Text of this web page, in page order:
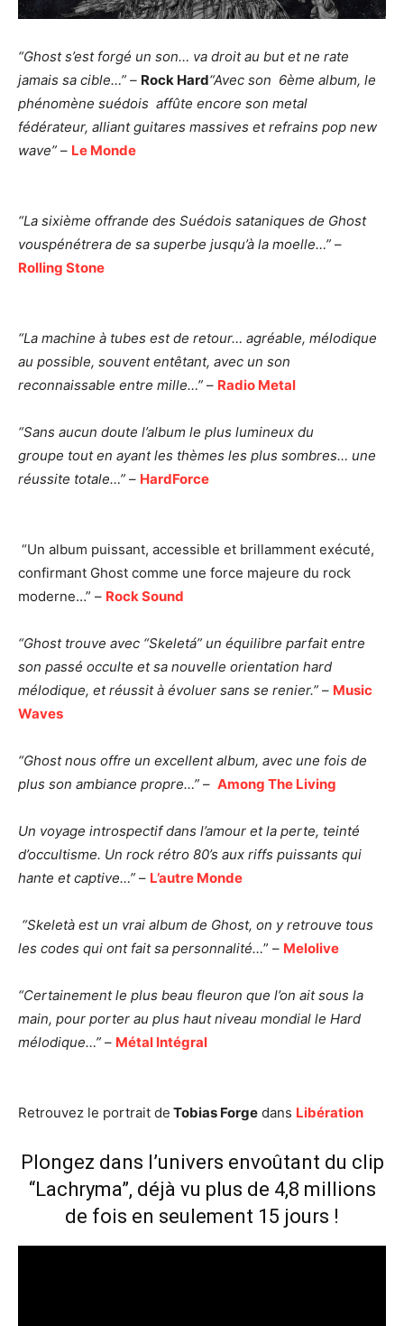
“Ghost s’est forgé un son… va droit au but et ne rate
jamais sa cible…” – Rock Hard“Avec son 6ème album, le
phénomène suédois affûte encore son metal
fédérateur, alliant guitares massives et refrains pop new
wave” – Le Monde
“La sixième offrande des Suédois sataniques de Ghost
vouspénétrera de sa superbe jusqu’à la moelle…” –
Rolling Stone
“La machine à tubes est de retour… agréable, mélodique
au possible, souvent entêtant, avec un son
reconnaissable entre mille…” – Radio Metal
“Sans aucun doute l’album le plus lumineux du
groupe tout en ayant les thèmes les plus sombres… une
réussite totale…” – HardForce
“Un album puissant, accessible et brillamment exécuté,
confirmant Ghost comme une force majeure du rock
moderne…” – Rock Sound
“Ghost trouve avec “Skeletá” un équilibre parfait entre
son passé occulte et sa nouvelle orientation hard
mélodique, et réussit à évoluer sans se renier.” – Music
Waves
“Ghost nous offre un excellent album, avec une fois de
plus son ambiance propre…” – Among The Living
Un voyage introspectif dans l’amour et la perte, teinté
d’occultisme. Un rock rétro 80’s aux riffs puissants qui
hante et captive…” – L’autre Monde
“Skeletà est un vrai album de Ghost, on y retrouve tous
les codes qui ont fait sa personnalité…” – Melolive
“Certainement le plus beau fleuron que l’on ait sous la
main, pour porter au plus haut niveau mondial le Hard
mélodique…” – Métal Intégral
Retrouvez le portrait de Tobias Forge dans Libération
Plongez dans l’univers envoûtant du clip
“Lachryma”, déjà vu plus de 4,8 millions
de fois en seulement 15 jours !